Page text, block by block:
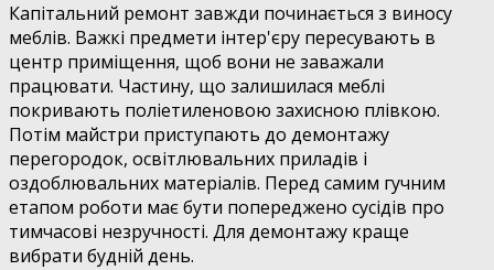
Капітальний ремонт завжди починається з виносу
меблів. Важкі предмети інтер'єру пересувають в
центр приміщення, щоб вони не заважали
працювати. Частину, що залишилася меблі
покривають поліетиленовою захисною плівкою.
Потім майстри приступають до демонтажу
перегородок, освітлювальних приладів і
оздоблювальних матеріалів. Перед самим гучним
етапом роботи має бути попереджено сусідів про
тимчасові незручності. Для демонтажу краще
вибрати будній день.